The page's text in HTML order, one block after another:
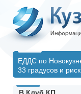
ЕДДС по
33 градусов и